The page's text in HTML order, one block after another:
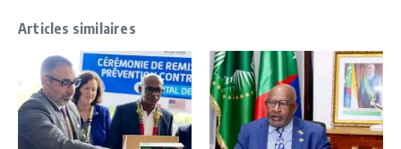
Articles similaires